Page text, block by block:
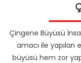
Çingene Büyüsü
amacı ile yapılan
büyüsü hem zor